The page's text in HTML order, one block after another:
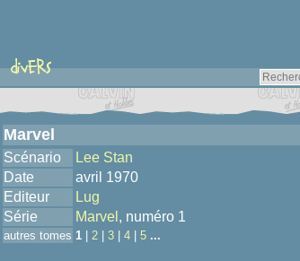
Marvel
Scénario
Lee Stan
Date
avril 1970
Editeur
Lug
Série
Marvel , numéro 1
autres tomes 1 2 3 4 5 ...